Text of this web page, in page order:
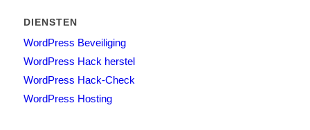
DIENSTEN
WordPress Beveiliging
WordPress Hack herstel
WordPress Hack-Check
WordPress Hosting